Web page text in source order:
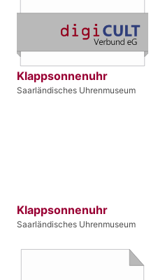
Klappsonnenuhr
Saarländisches Uhrenmuseum
Klappsonnenuhr
Saarländisches Uhrenmuseum